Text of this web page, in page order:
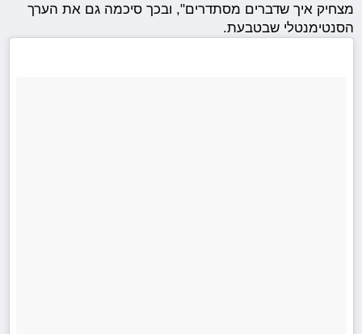
מצחיק איך שדברים מסתדרים", ובכך סיכמה גם את הערך
הסנטימנטלי שבטבעת.